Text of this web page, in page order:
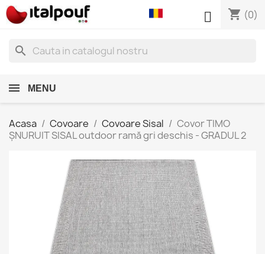
shopping_cart (0)

search
MENU
Acasa Covoare Covoare Sisal
Covor TIMO
ȘNURUIT SISAL outdoor ramă gri deschis - GRADUL 2